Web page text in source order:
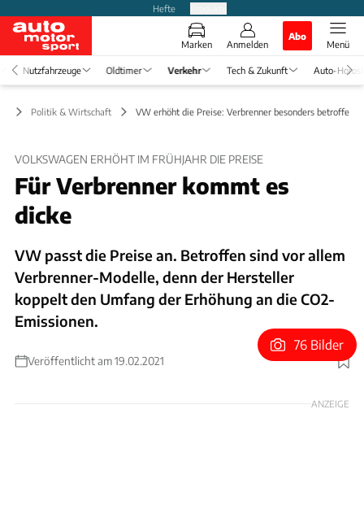
Hefte
Marken Anmelden
Abo
Menü
Nutzfahrzeuge Oldtimer Verkehr Tech & Zukunft Auto-
Politik & Wirtschaft VW erhöht die Preise: Verbrenner besonders betroffen
VOLKSWAGEN ERHÖHT IM FRÜHJAHR DIE PREISE
Für Verbrenner kommt es
dicke
VW passt die Preise an. Betroffen sind vor allem
Verbrenner-Modelle, denn der Hersteller
koppelt den Umfang der Erhöhung an die CO2-
Emissionen.
Veröffentlicht am 19.02.2021
Foto: VW / Patrick Lang
76 Bilder
ANZEIGE